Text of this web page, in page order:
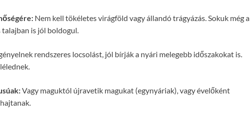
Nem kell tökéletes virágföld vagy állandó trágyázás. Sokuk még a
talajban is jól boldogul.
rendszeres locsolást, jól bírják a nyári melegebb időszakokat is.
Vagy maguktól újravetik magukat (egynyáriak), vagy évelőként